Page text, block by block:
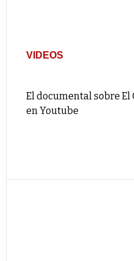
VIDEOS
El documental sobre El
en Youtube